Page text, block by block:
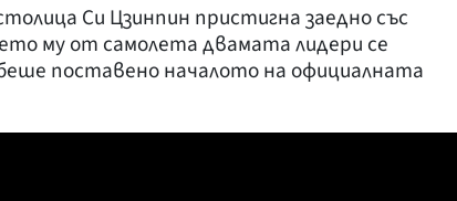
Си Цзинпин пристигна заедно със
му от самолета двамата лидери се
поставено началото на официалната